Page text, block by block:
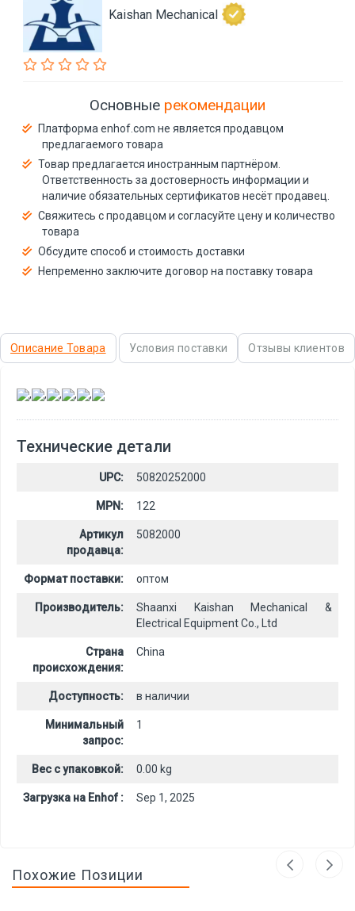
Kaishan Mechanical
Основные рекомендации
Платформа enhof.com не является продавцом
предлагаемого товара
Товар предлагается иностранным партнёром.
Ответственность за достоверность информации и
наличие обязательных сертификатов несёт продавец.
Свяжитесь с продавцом и согласуйте цену и количество
товара
Обсудите способ и стоимость доставки
Непременно заключите договор на поставку товара
Описание Товара Условия поставки Отзывы клиентов
, , , , ,
Технические детали
UPC: 50820252000
MPN: 122
Артикул
продавца:
5082000
Формат поставки: оптом
Производитель:
Shaanxi Kaishan Mechanical &
Electrical Equipment Co., Ltd
Страна
происхождения:
China
Доступность: в наличии
Минимальный
запрос:
1
Вес с упаковкой: 0.00 kg
Загрузка на Enhof : Sep 1, 2025
Похожие Позиции